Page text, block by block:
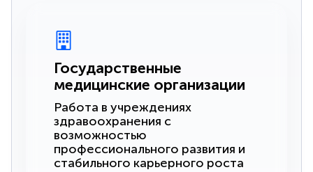
Государственные
медицинские организации
Работа в учреждениях
здравоохранения с
возможностью
профессионального развития и
стабильного карьерного роста